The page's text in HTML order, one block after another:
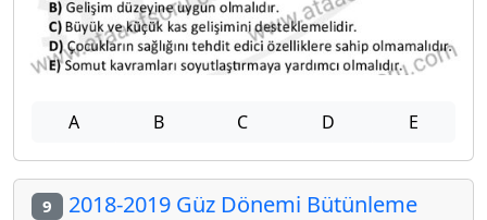
A B C D E
9 2018-2019 Güz Dönemi Bütünleme